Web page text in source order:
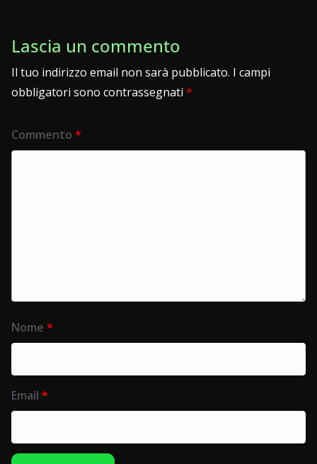
Lascia un commento
Il tuo indirizzo email non sarà pubblicato. I campi
obbligatori sono contrassegnati *
Commento *
Nome *
Email *